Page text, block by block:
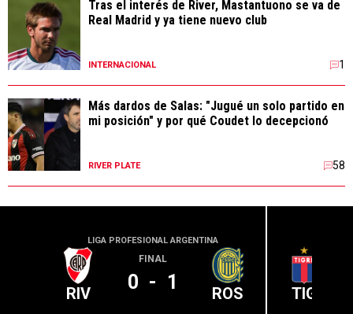
Tras el interés de River, Mastantuono se va de
Real Madrid y ya tiene nuevo club
INTERNACIONAL 1
Más dardos de Salas: "Jugué un solo partido en
mi posición" y por qué Coudet lo decepcionó
RIVER PLATE 58
LIGA PROFESIONAL ARGENTINA
RIV
FINAL
0 - 1 ROS TIG